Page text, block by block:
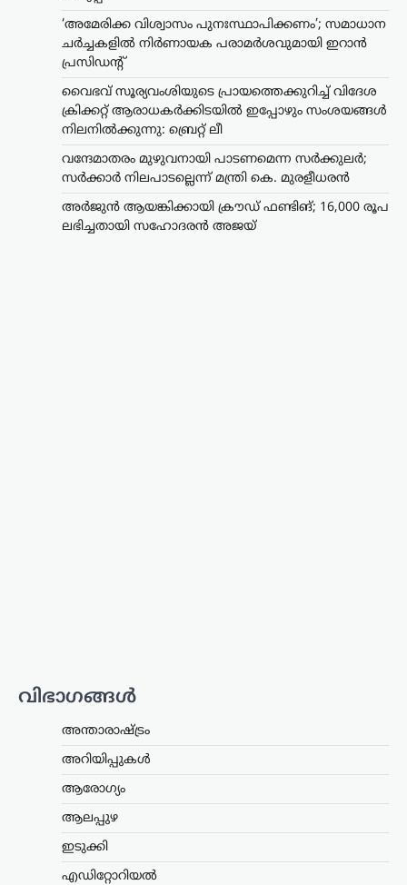
‘അമേരിക്ക വിശ്വാസം പുനഃസ്ഥാപിക്കണം’; സമാധാന
ചർച്ചകളിൽ നിർണായക പരാമർശവുമായി ഇറാൻ
പ്രസിഡന്റ്
വൈഭവ് സൂര്യവംശിയുടെ പ്രായത്തെക്കുറിച്ച് വിദേശ
ക്രിക്കറ്റ് ആരാധകർക്കിടയിൽ ഇപ്പോഴും സംശയങ്ങൾ
നിലനിൽക്കുന്നു: ബ്രെറ്റ് ലീ
വന്ദേമാതരം മുഴുവനായി പാടണമെന്ന സർക്കുലർ;
സർക്കാർ നിലപാടല്ലെന്ന് മന്ത്രി കെ. മുരളീധരൻ
അർജുൻ ആയങ്കിക്കായി ക്രൗഡ് ഫണ്ടിങ്; 16,000 രൂപ
ലഭിച്ചതായി സഹോദരൻ അജയ്
വിഭാഗങ്ങൾ
അന്താരാഷ്ട്രം
അറിയിപ്പുകൾ
ആരോഗ്യം
ആലപ്പുഴ
ഇടുക്കി
എഡിറ്റോറിയൽ
‘ക്വിറ്റ് ഇന്ത്യ’ ആഹ്വാനം
സ്വാതന്ത്ര്യസമരത്തിന്
പകർന്നു: പ്രധാനമന്ത്രി
ചരിത്രപ്രസിദ്ധമായ ക്വിറ്റ് ഇന്ത്യാ